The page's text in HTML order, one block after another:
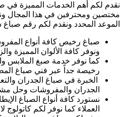
نقدم لكم أهم الخدمات المميزة في
مختصين ومحترفين في هذا المجال
الموعد المحدد ونقدم لكم رقم
صباغ رخيص كافة أنواع
ونوفر كافة الألوان المميزة
كما نوفر خدمة صبغ الملابس
رخيصة جداً عبر فني صباغ
الخبرة في صباغ الجدران
الجدران والمفروشات وحل
نستورد كافة أنواع الصباغ
العملاء كما نوفر لكم